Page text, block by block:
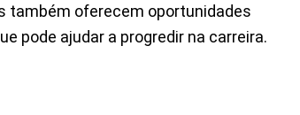
também oferecem oportunidades
pode ajudar a progredir na carreira.